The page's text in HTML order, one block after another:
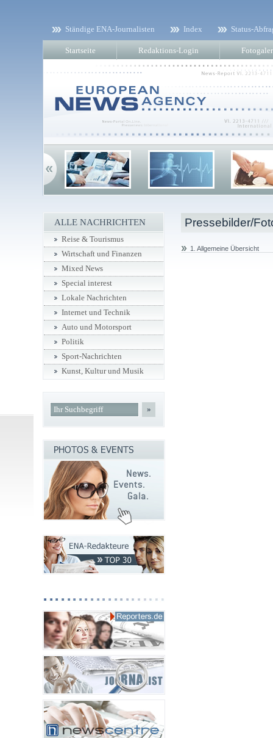
Ständige ENA-Journalisten Index Status-
Startseite Redaktions-Login
Pressebilder/
1. Allgemeine Übersicht
ALLE NACHRICHTEN
Reise & Tourismus
Wirtschaft und Finanzen
Mixed News
Special interest
Lokale Nachrichten
Internet und Technik
Auto und Motorsport
Politik
Sport-Nachrichten
Kunst, Kultur und Musik
»